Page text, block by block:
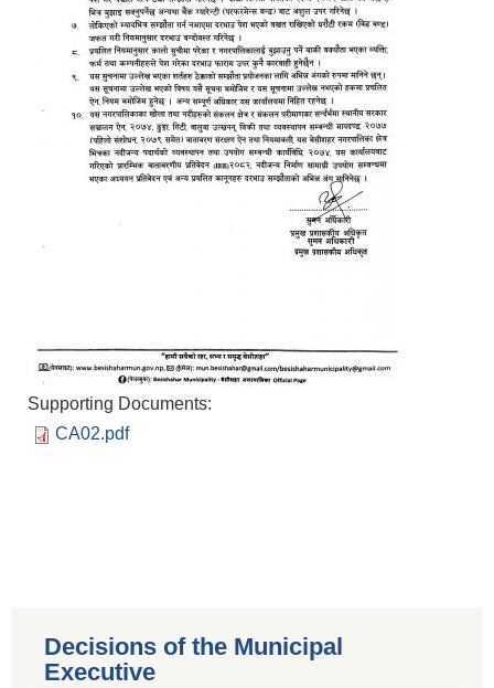
Supporting Documents:
CA02.pdf
Decisions of the Municipal
Executive